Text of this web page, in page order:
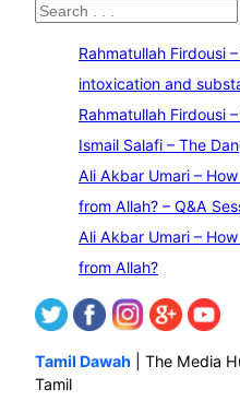
S
Rahmatullah Firdousi
intoxication and
Rahmatullah Firdousi
Ismail Salafi – The
Ali Akbar Umari –
from Allah? – Q&A
Ali Akbar Umari –
from Allah?
Tamil Dawah | The Media
Tamil